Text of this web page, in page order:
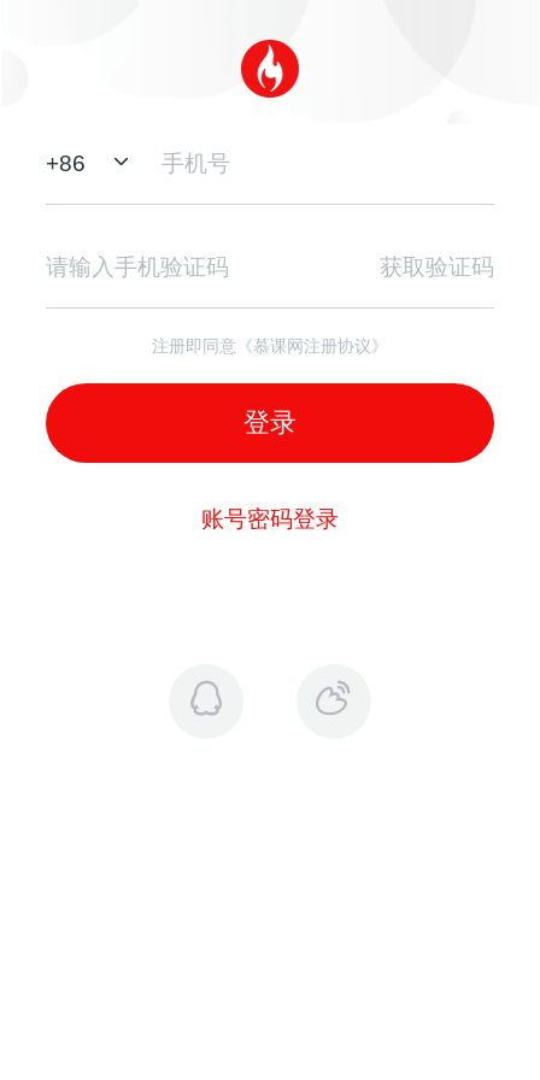
+86
获取验证码
注册即同意《慕课网注册协议》
登录
账号密码登录